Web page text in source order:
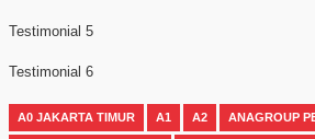
Testimonial 5
Testimonial 6
A0 JAKARTA TIMUR A1 A2 ANAGROUP